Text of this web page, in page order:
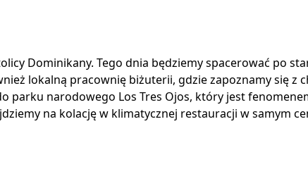
Dominikany. Tego dnia będziemy spacerować po
lokalną pracownię biżuterii, gdzie zapoznamy się
parku narodowego Los Tres Ojos, który jest
na kolację w klimatycznej restauracji w samym